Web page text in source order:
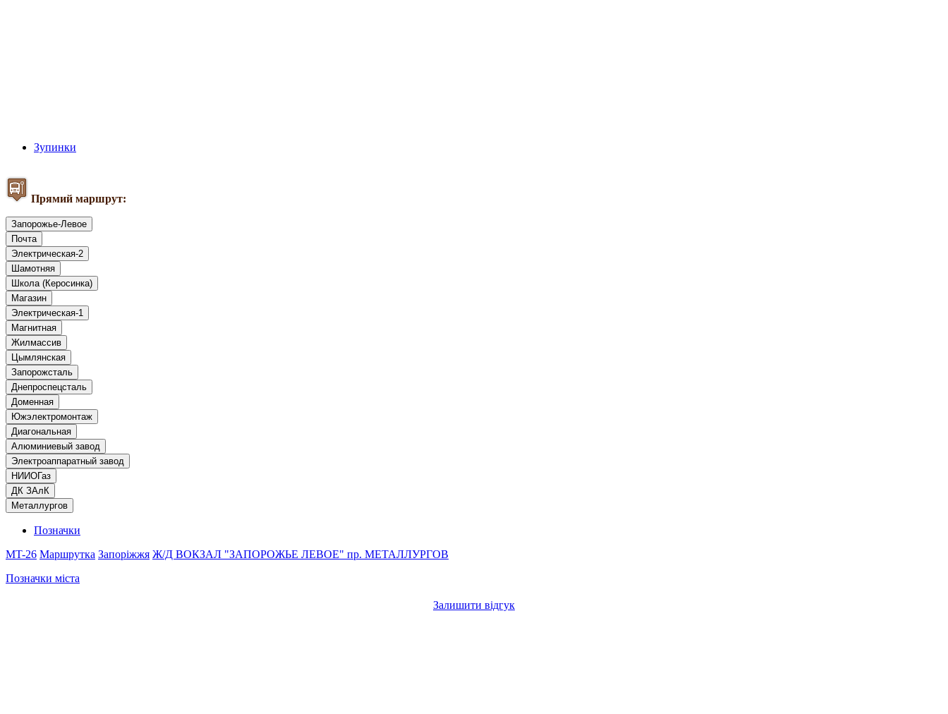
Зупинки
Прямий маршрут:
Запорожье-Левое
Почта
Электрическая-2
Шамотняя
Школа (Керосинка)
Магазин
Электрическая-1
Магнитная
Жилмассив
Цымлянская
Запорожсталь
Днепроспецсталь
Доменная
Южэлектромонтаж
Диагональная
Алюминиевый завод
Электроаппаратный завод
НИИОГаз
ДК ЗАлК
Металлургов
Позначки
MT-26 Маршрутка Запоріжжя Ж/Д ВОКЗАЛ "ЗАПОРОЖЬЕ ЛЕВОЕ" пр. МЕТАЛЛУРГОВ
Позначки міста
Залишити відгук